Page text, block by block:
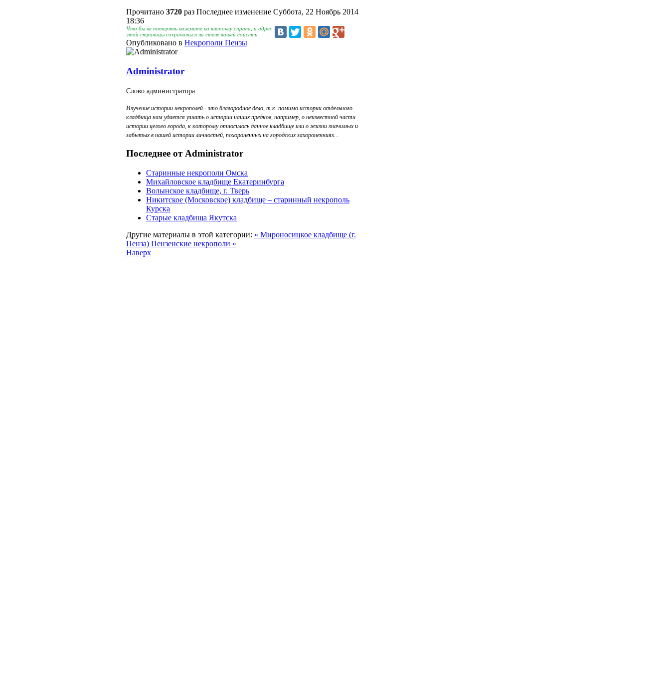
Прочитано 3720 раз Последнее изменение Суббота, 22 Ноябрь 2014
18:36
Что бы не потерять нажмите на кнопочку справа, и адрес
этой страницы сохраниться на стене вашей соцсети
Опубликовано в Некрополи Пензы
Administrator
Слово администратора
Изучение истории некрополей - это благородное дело, т.к. помимо истории отдельного
кладбища нам удается узнать о истории наших предков, например, о неизвестной части
истории целого города, к которому относилось данное кладбище или о жизни значимых и
забытых в нашей истории личностей, похороненных на городских захороненниях...
Последнее от Administrator
Старинные некрополи Омска
Михайловское кладбище Екатеринбурга
Волынское кладбище, г. Тверь
Никитское (Московское) кладбище – старинный некрополь
Курска
Старые кладбища Якутска
Другие материалы в этой категории: « Мироносицкое кладбище (г.
Пенза) Пензенские некрополи »
Наверх